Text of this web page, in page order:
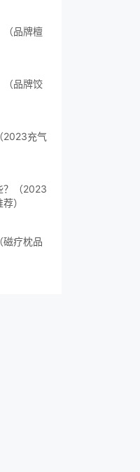
（品牌檀
（品牌饺
2023充气
？（2023
）
磁疗枕品